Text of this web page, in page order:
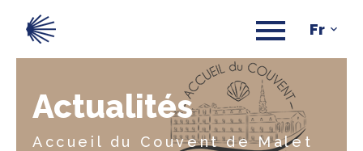
Actualités
Accueil du Couvent de Malet